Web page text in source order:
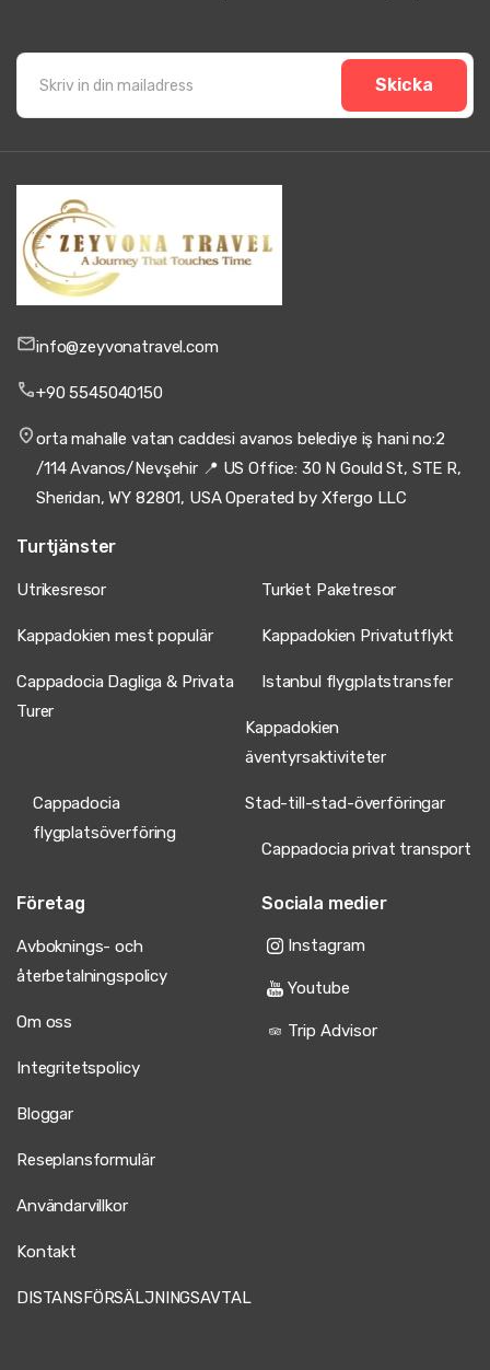
Skicka
info@zeyvonatravel.com
+90 5545040150
orta mahalle vatan caddesi avanos belediye iş hani no:2
/114 Avanos/Nevşehir 📍 US Office: 30 N Gould St, STE R,
Sheridan, WY 82801, USA Operated by Xfergo LLC
Turtjänster
Utrikesresor Turkiet Paketresor
Kappadokien mest populär Kappadokien Privatutflykt
Cappadocia Dagliga & Privata
Turer
Istanbul flygplatstransfer
Kappadokien
äventyrsaktiviteter
Cappadocia
flygplatsöverföring
Stad-till-stad-överföringar
Cappadocia privat transport
Företag
Avboknings- och
återbetalningspolicy
Om oss
Integritetspolicy
Bloggar
Reseplansformulär
Användarvillkor
Kontakt
DISTANSFÖRSÄLJNINGSAVTAL
Sociala medier
Instagram
Youtube
Trip Advisor